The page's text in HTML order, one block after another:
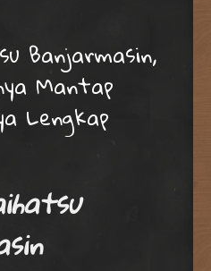
Banjarmasin,
Mantap
Lengkap